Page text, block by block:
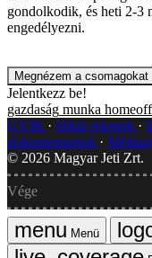
gondolkodik, és heti 2-3
engedélyezni.
Megnézem a csomagokat
Jelentkezz be!
gazdaság munka
GYIK
Hibát jelentek
dokumentumok
© 2026 Magyar Jeti Zrt.
Vége
Menü